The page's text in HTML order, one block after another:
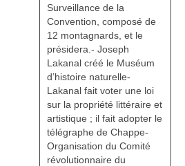
Surveillance de la
Convention, composé de
12 montagnards, et le
présidera.- Joseph
Lakanal créé le Muséum
d’histoire naturelle-
Lakanal fait voter une loi
sur la propriété littéraire et
artistique ; il fait adopter le
télégraphe de Chappe-
Organisation du Comité
révolutionnaire du